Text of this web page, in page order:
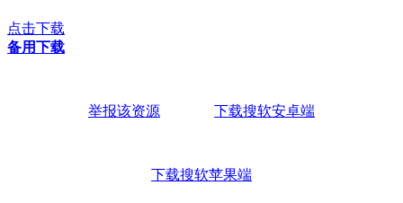
点击下载
备用下载
举报该资源 下载搜软安卓端
下载搜软苹果端